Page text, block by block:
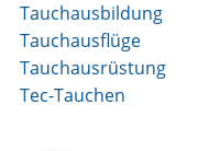
Tauchausbildung
Tauchausflüge
Tauchausrüstung
Tec-Tauchen